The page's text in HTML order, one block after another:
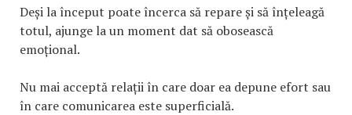
Deși la început poate încerca să repare și să înțeleagă
totul, ajunge la un moment dat să obosească
emoțional.
Nu mai acceptă relații în care doar ea depune efort sau
în care comunicarea este superficială.